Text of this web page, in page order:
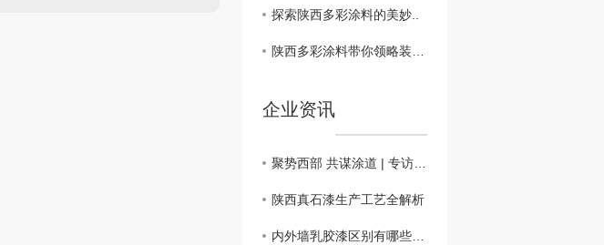
探索陕西多彩涂料的美妙..
陕西多彩涂料带你领略装饰新趋势
企业资讯
聚势西部 共谋涂道 | 专访西安石磊环保王林：以耐候绿色技术为核，借政策东风链接双循环
陕西真石漆生产工艺全解析
内外墙乳胶漆区别有哪些？墙面乳胶漆如何选购？